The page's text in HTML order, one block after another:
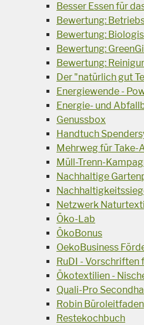
Besser Essen für
Bewertung:
Bewertung:
Bewertung:
Bewertung:
Der "natürlich gut
Energiewende -
Energie- und
Genussbox
Handtuch
Mehrweg für Take-
Müll-Trenn-
Nachhaltige
Netzwerk
Öko-Lab
ÖkoBonus
OekoBusiness
RuDI - Vorschriften
Ökotextilien -
Quali-Pro
Robin Büroleitfaden
Restekochbuch